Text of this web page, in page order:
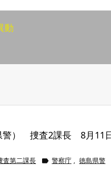
動
警） 捜査2課長 8月11
査第二課長  警察庁 , 徳島県警